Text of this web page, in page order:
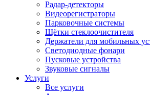
Радар-детекторы
Видеорегистраторы
Парковочные системы
Щётки стеклоочистителя
Держатели для мобильных
Светодиодные фонари
Пусковые устройства
Звуковые сигналы
Услуги
Все услуги